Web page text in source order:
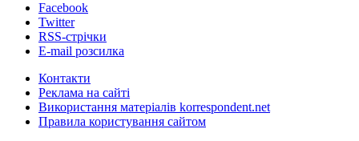
Facebook
Twitter
RSS-стрічки
E-mail розсилка
Контакти
Реклама на сайті
Використання матеріалів korrespondent.net
Правила користування сайтом